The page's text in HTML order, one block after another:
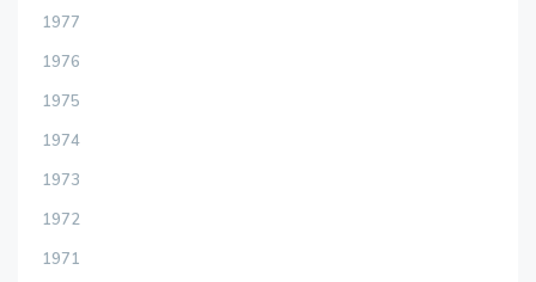
1977
1976
1975
1974
1973
1972
1971